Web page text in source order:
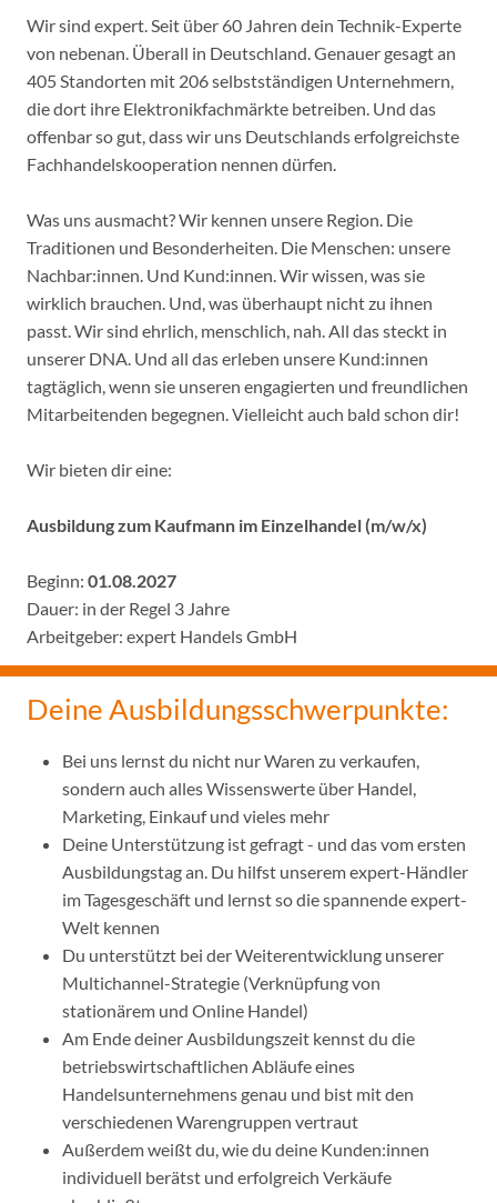
Wir sind expert. Seit über 60 Jahren dein Technik-Experte
von nebenan. Überall in Deutschland. Genauer gesagt an
405 Standorten mit 206 selbstständigen Unternehmern,
die dort ihre Elektronikfachmärkte betreiben. Und das
offenbar so gut, dass wir uns Deutschlands erfolgreichste
Fachhandelskooperation nennen dürfen.
Was uns ausmacht? Wir kennen unsere Region. Die
Traditionen und Besonderheiten. Die Menschen: unsere
Nachbar:innen. Und Kund:innen. Wir wissen, was sie
wirklich brauchen. Und, was überhaupt nicht zu ihnen
passt. Wir sind ehrlich, menschlich, nah. All das steckt in
unserer DNA. Und all das erleben unsere Kund:innen
tagtäglich, wenn sie unseren engagierten und freundlichen
Mitarbeitenden begegnen. Vielleicht auch bald schon dir!
Wir bieten dir eine:
Ausbildung zum Kaufmann im Einzelhandel (m/w/x)
Beginn: 01.08.2027
Dauer: in der Regel 3 Jahre
Arbeitgeber: expert Handels GmbH
Deine Ausbildungsschwerpunkte:
Bei uns lernst du nicht nur Waren zu verkaufen,
sondern auch alles Wissenswerte über Handel,
Marketing, Einkauf und vieles mehr
Deine Unterstützung ist gefragt - und das vom ersten
Ausbildungstag an. Du hilfst unserem expert-Händler
im Tagesgeschäft und lernst so die spannende expert-
Welt kennen
Du unterstützt bei der Weiterentwicklung unserer
Multichannel-Strategie (Verknüpfung von
stationärem und Online Handel)
Am Ende deiner Ausbildungszeit kennst du die
betriebswirtschaftlichen Abläufe eines
Handelsunternehmens genau und bist mit den
verschiedenen Warengruppen vertraut
Außerdem weißt du, wie du deine Kunden:innen
individuell berätst und erfolgreich Verkäufe